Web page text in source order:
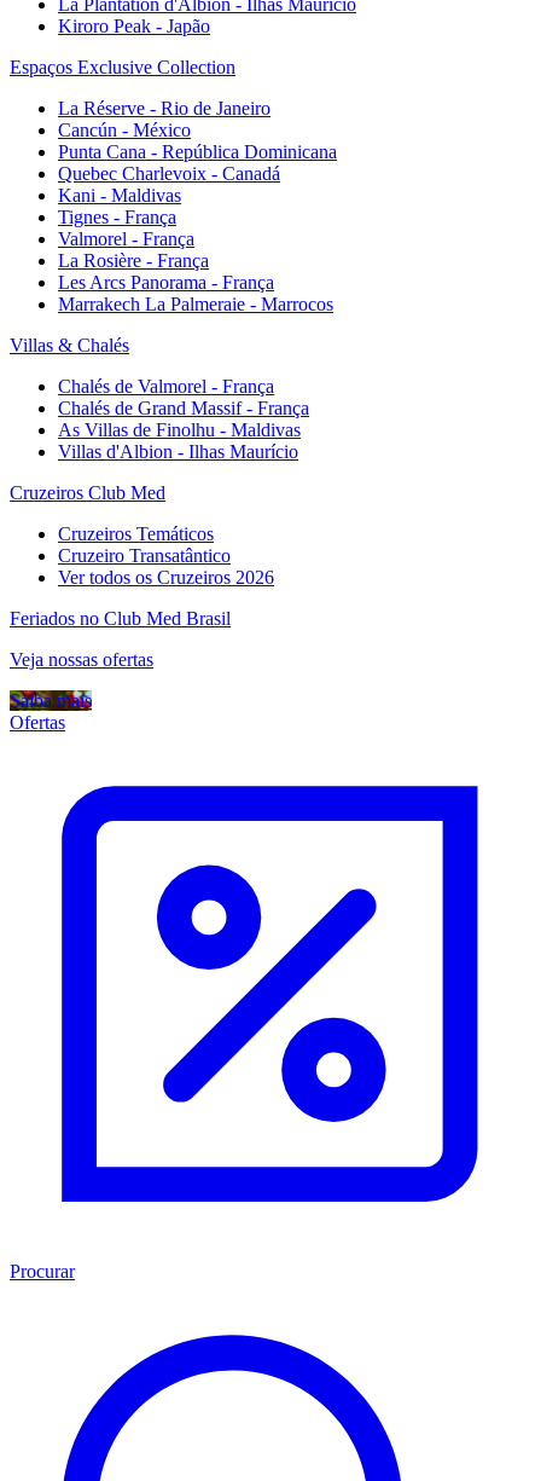
La Plantation d'Albion - Ilhas Maurício
Kiroro Peak - Japão
Espaços Exclusive Collection
La Réserve - Rio de Janeiro
Cancún - México
Punta Cana - República Dominicana
Quebec Charlevoix - Canadá
Kani - Maldivas
Tignes - França
Valmorel - França
La Rosière - França
Les Arcs Panorama - França
Marrakech La Palmeraie - Marrocos
Villas & Chalés
Chalés de Valmorel - França
Chalés de Grand Massif - França
As Villas de Finolhu - Maldivas
Villas d'Albion - Ilhas Maurício
Cruzeiros Club Med
Cruzeiros Temáticos
Cruzeiro Transatântico
Ver todos os Cruzeiros 2026
Feriados no Club Med Brasil
Veja nossas ofertas
Saiba mais
Ofertas
Procurar